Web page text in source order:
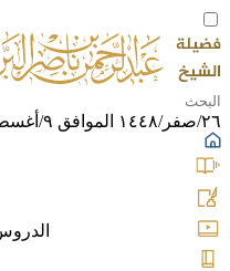
٢٦/صفر/١٤٤٨ الموافق ٩/أغسطس/٢٠٢٦